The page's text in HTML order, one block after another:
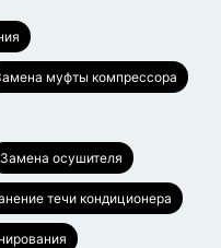
муфты компрессора
Замена осушителя
течи кондиционера